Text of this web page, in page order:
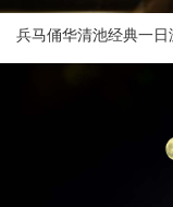
兵马俑华清池经典一日